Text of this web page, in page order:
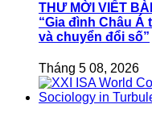
THƯ MỜI VIẾT
“Gia đình Châu
và chuyển đổi số”
Tháng 5 08, 2026